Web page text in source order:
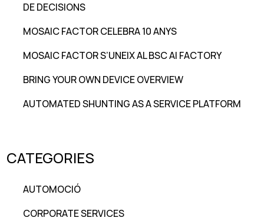
DE DECISIONS
MOSAIC FACTOR CELEBRA 10 ANYS
MOSAIC FACTOR S’UNEIX AL BSC AI FACTORY
BRING YOUR OWN DEVICE OVERVIEW
AUTOMATED SHUNTING AS A SERVICE PLATFORM
CATEGORIES
AUTOMOCIÓ
CORPORATE SERVICES